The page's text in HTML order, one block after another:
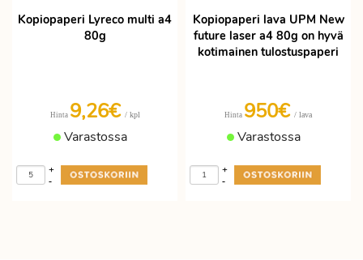
Kopiopaperi Lyreco multi a4
80g
Hinta 9,26€ / kpl
Varastossa
-
+
Kopiopaperi lava UPM New
future laser a4 80g on hyvä
kotimainen tulostuspaperi
Hinta 950€ / lava
Varastossa
-
+